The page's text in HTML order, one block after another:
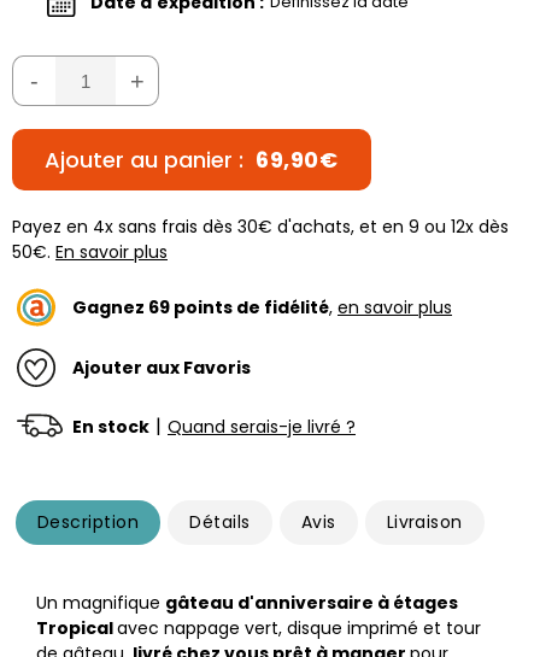
- +
Ajouter au panier : 69,90€
Payez en 4x sans frais dès 30€ d'achats, et en 9 ou 12x dès
50€. En savoir plus
Gagnez 69 points de fidélité, en savoir plus
Ajouter aux Favoris
En stock | Quand serais-je livré ?
Description Détails Avis Livraison
Un magnifique gâteau d'anniversaire à étages
Tropicalavec nappage vert, disque imprimé et tour